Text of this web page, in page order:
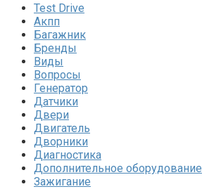
Test Drive
Акпп
Багажник
Бренды
Виды
Вопросы
Генератор
Датчики
Двери
Двигатель
Дворники
Диагностика
Дополнительное оборудование
Зажигание